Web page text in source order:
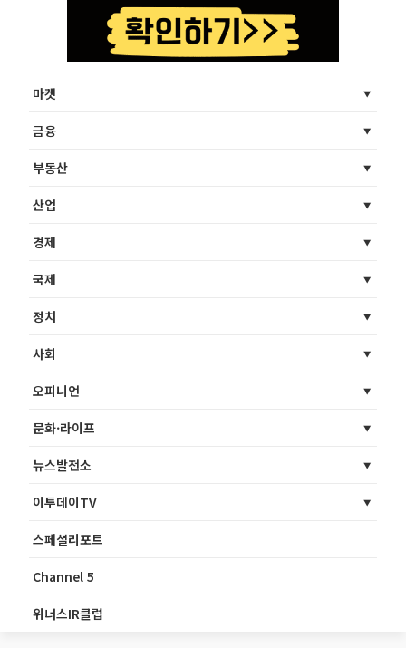
마켓
금융
부동산
산업
경제
국제
정치
사회
오피니언
문화·라이프
뉴스발전소
이투데이TV
스페셜리포트
Channel 5
위너스IR클럽